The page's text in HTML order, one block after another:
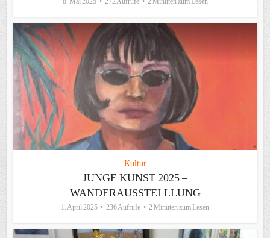
Kultur
JUNGE KUNST 2025 –
WANDERAUSSTELLLUNG
1. April 2025 236 Aufrufe 2 Minuten zum Lesen